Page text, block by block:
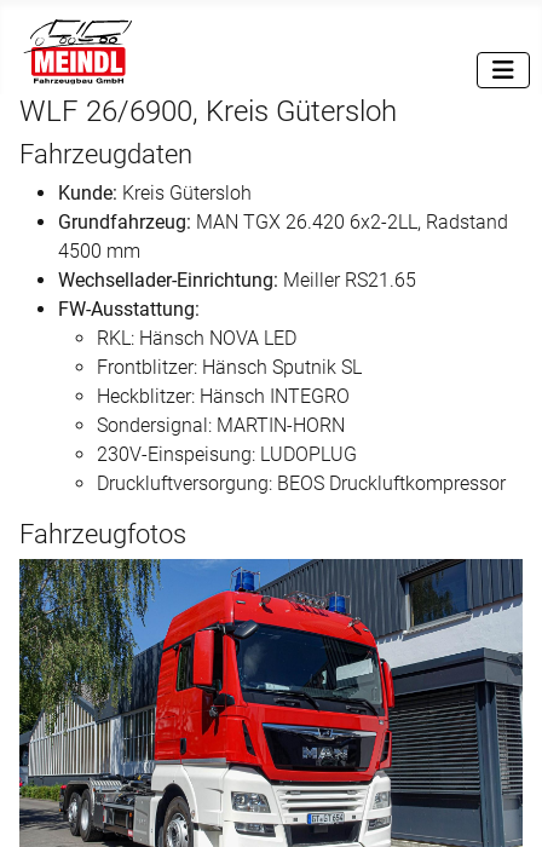
WLF 26/6900, Kreis Gütersloh
Fahrzeugdaten
Kunde: Kreis Gütersloh
Grundfahrzeug: MAN TGX 26.420 6x2-2LL, Radstand
4500 mm
Wechsellader-Einrichtung: Meiller RS21.65
FW-Ausstattung:
RKL: Hänsch NOVA LED
Frontblitzer: Hänsch Sputnik SL
Heckblitzer: Hänsch INTEGRO
Sondersignal: MARTIN-HORN
230V-Einspeisung: LUDOPLUG
Druckluftversorgung: BEOS Druckluftkompressor
Fahrzeugfotos